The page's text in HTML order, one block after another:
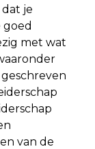
je
goed
met wat
van de